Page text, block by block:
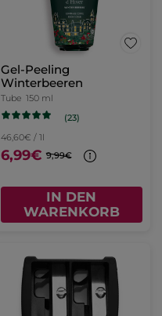
Gel-Peeling
Winterbeeren
Tube 150 ml
(23)
46,60€ / 1l
6,99€ 9,99€
IN DEN
WARENKORB